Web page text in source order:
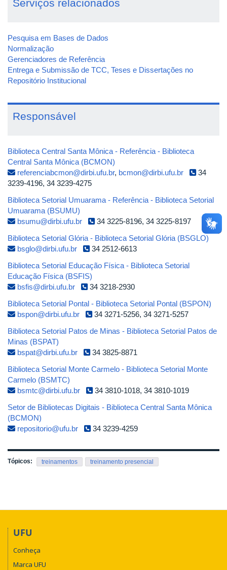
Serviços relacionados
Pesquisa em Bases de Dados
Normalização
Gerenciadores de Referência
Entrega e Submissão de TCC, Teses e Dissertações no
Repositório Institucional
Responsável
Biblioteca Central Santa Mônica - Referência - Biblioteca
Central Santa Mônica (BCMON)
referenciabcmon@dirbi.ufu.br, bcmon@dirbi.ufu.br
34
3239-4196, 34 3239-4275
Biblioteca Setorial Umuarama - Referência - Biblioteca Setorial
Umuarama (BSUMU)
bsumu@dirbi.ufu.br
34 3225-8196, 34 3225-8197
Biblioteca Setorial Glória - Biblioteca Setorial Glória (BSGLO)
bsglo@dirbi.ufu.br
34 2512-6613
Biblioteca Setorial Educação Física - Biblioteca Setorial
Educação Física (BSFIS)
bsfis@dirbi.ufu.br
34 3218-2930
Biblioteca Setorial Pontal - Biblioteca Setorial Pontal (BSPON)
bspon@dirbi.ufu.br
34 3271-5256, 34 3271-5257
Biblioteca Setorial Patos de Minas - Biblioteca Setorial Patos de
Minas (BSPAT)
bspat@dirbi.ufu.br
34 3825-8871
Biblioteca Setorial Monte Carmelo - Biblioteca Setorial Monte
Carmelo (BSMTC)
bsmtc@dirbi.ufu.br
34 3810-1018, 34 3810-1019
Setor de Bibliotecas Digitais - Biblioteca Central Santa Mônica
(BCMON)
repositorio@ufu.br
34 3239-4259
Tópicos: treinamentos treinamento presencial
UFU
Conheça
Marca UFU